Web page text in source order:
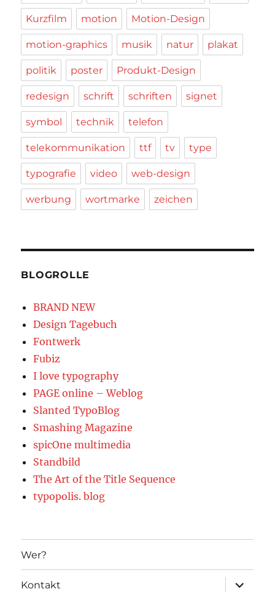
Kurzfilm motion Motion-Design
motion-graphics musik natur plakat
politik poster Produkt-Design
redesign schrift schriften signet
symbol technik telefon
telekommunikation ttf tv type
typografie video web-design
werbung wortmarke zeichen
BLOGROLLE
BRAND NEW
Design Tagebuch
Fontwerk
Fubiz
I love typography
PAGE online – Weblog
Slanted TypoBlog
Smashing Magazine
spicOne multimedia
Standbild
The Art of the Title Sequence
typopolis. blog
Wer?
Kontakt
öffnen